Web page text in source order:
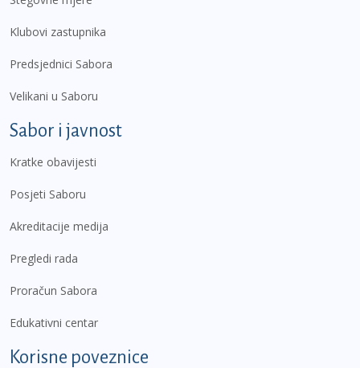
Klubovi zastupnika
Predsjednici Sabora
Velikani u Saboru
Sabor i javnost
Kratke obavijesti
Posjeti Saboru
Akreditacije medija
Pregledi rada
Proračun Sabora
Edukativni centar
Korisne poveznice